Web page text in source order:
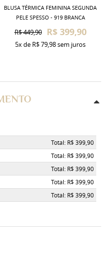
BLUSA TÉRMICA FEMININA SEGUNDA
PELE SPESSO - 919 BRANCA
R$ 449,90 R$ 399,90
5xde R$ 79,98sem juros
Total: R$ 399,90
Total: R$ 399,90
Total: R$ 399,90
Total: R$ 399,90
Total: R$ 399,90